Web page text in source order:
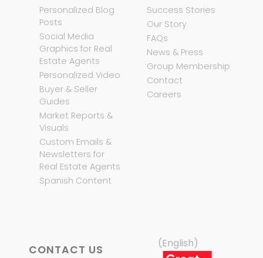
Personalized Blog
Posts
Social Media
Graphics for Real
Estate Agents
Personalized Video
Buyer & Seller
Guides
Market Reports &
Visuals
Custom Emails &
Newsletters for
Real Estate Agents
Spanish Content
Success Stories
Our Story
FAQs
News & Press
Group Membership
Contact
Careers
CONTACT US (English)